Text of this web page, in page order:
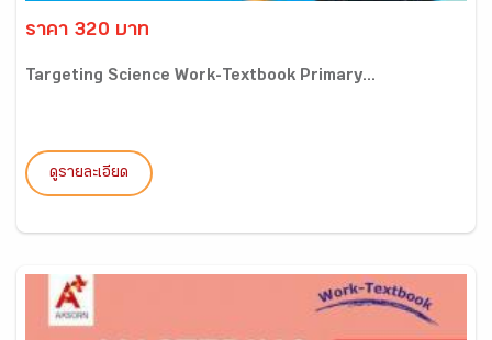
ราคา 320 บาท
Targeting Science Work-Textbook Primary...
ดูรายละเอียด